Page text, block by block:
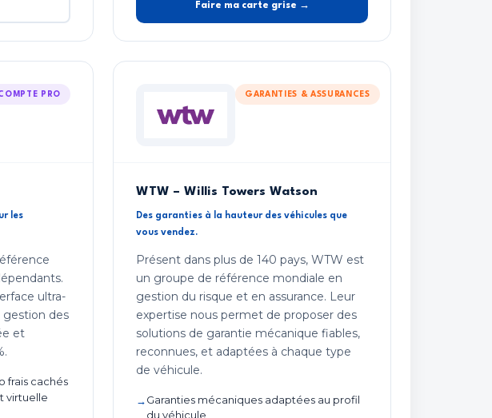
Faire ma carte grise →
PRO
les
ultra-
gestion des
et
frais cachés
virtuelle
GARANTIES & ASSURANCES
WTW – Willis Towers Watson
Des garanties à la hauteur des véhicules que
vous vendez.
Présent dans plus de 140 pays, WTW est
un groupe de référence mondiale en
gestion du risque et en assurance. Leur
expertise nous permet de proposer des
solutions de garantie mécanique fiables,
reconnues, et adaptées à chaque type
de véhicule.
Garanties mécaniques adaptées au profil
du véhicule